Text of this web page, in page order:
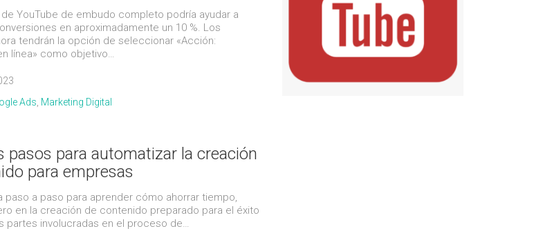
YouTube de embudo completo podría ayudar a
en aproximadamente un 10 %. Los
tendrán la opción de seleccionar «Acción:
línea» como objetivo…
Ads Marketing Digital
pasos para automatizar la creación
para empresas
paso a paso para aprender cómo ahorrar tiempo,
en la creación de contenido preparado para el éxito
partes involucradas en el proceso de…